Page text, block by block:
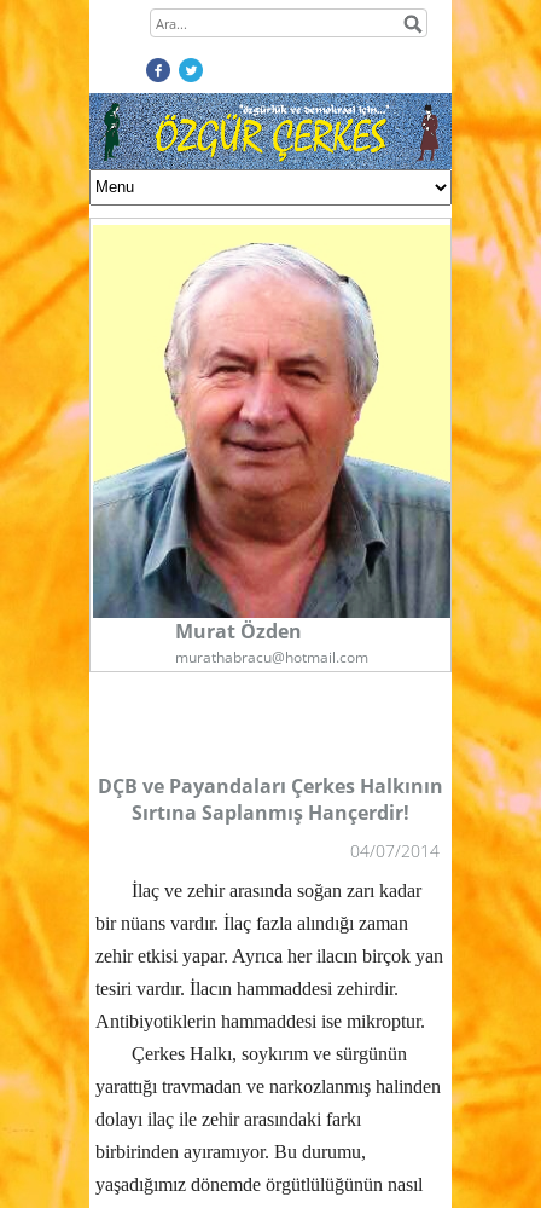
Murat Özden
murathabracu@hotmail.com
DÇB ve Payandaları Çerkes Halkının
Sırtına Saplanmış Hançerdir!
04/07/2014
İlaç ve zehir arasında soğan zarı kadar
bir nüans vardır. İlaç fazla alındığı zaman
zehir etkisi yapar. Ayrıca her ilacın birçok yan
tesiri vardır. İlacın hammaddesi zehirdir.
Antibiyotiklerin hammaddesi ise mikroptur.
Çerkes Halkı, soykırım ve sürgünün
yarattığı travmadan ve narkozlanmış halinden
dolayı ilaç ile zehir arasındaki farkı
birbirinden ayıramıyor. Bu durumu,
yaşadığımız dönemde örgütlülüğünün nasıl